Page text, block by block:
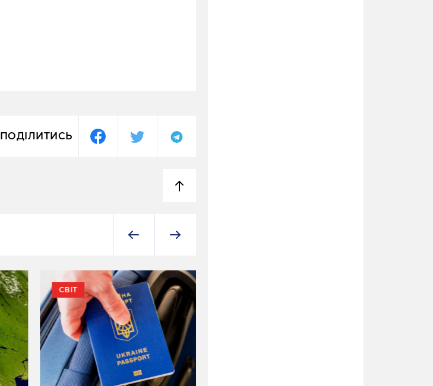
ПОДІЛИТИСЬ
СВІТ